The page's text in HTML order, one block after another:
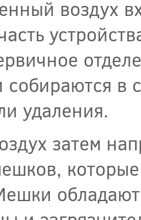
воздух
собираются в
удаления.
затем